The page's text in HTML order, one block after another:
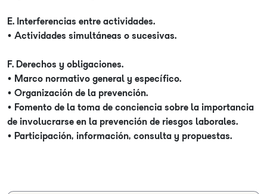
E. Interferencias entre actividades.
• Actividades simultáneas o sucesivas.
F. Derechos y obligaciones.
• Marco normativo general y específico.
• Organización de la prevención.
• Fomento de la toma de conciencia sobre la importancia
de involucrarse en la prevención de riesgos laborales.
• Participación, información, consulta y propuestas.